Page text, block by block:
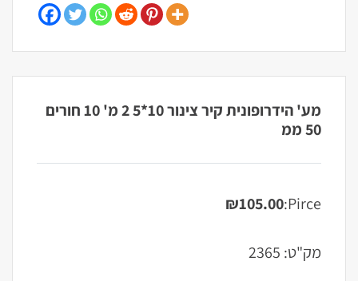
מע' הידרופונית קיר צינור 10*5 2 מ' 10 חורים
50 ממ
Pirce:
₪105.00
מק"ט: 2365